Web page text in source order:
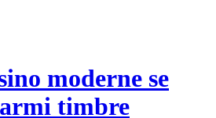
moderne se
timbre